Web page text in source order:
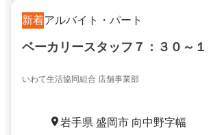
新着アルバイト・パート
ベーカリースタッフ７：３０～
いわて生活協同組合 店舗事業部
岩手県 盛岡市 向中野字幅